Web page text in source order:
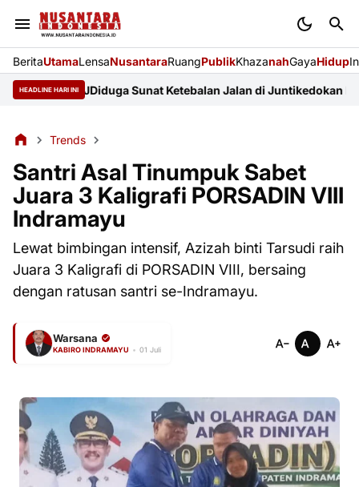
BeritaUtamaLensaNusantaraRuangPublikKhazanahGayaHidup
HEADLINE HARI INI
dan KEJDiduga Sunat Ketebalan Jalan di Juntikedokan
Trends
Santri Asal Tinumpuk Sabet
Juara 3 Kaligrafi PORSADIN VIII
Indramayu
Lewat bimbingan intensif, Azizah binti Tarsudi raih
Juara 3 Kaligrafi di PORSADIN VIII, bersaing
dengan ratusan santri se-Indramayu.
Warsana
KABIRO INDRAMAYU • 01 Juli